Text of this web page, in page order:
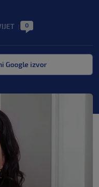
0
Google izvor